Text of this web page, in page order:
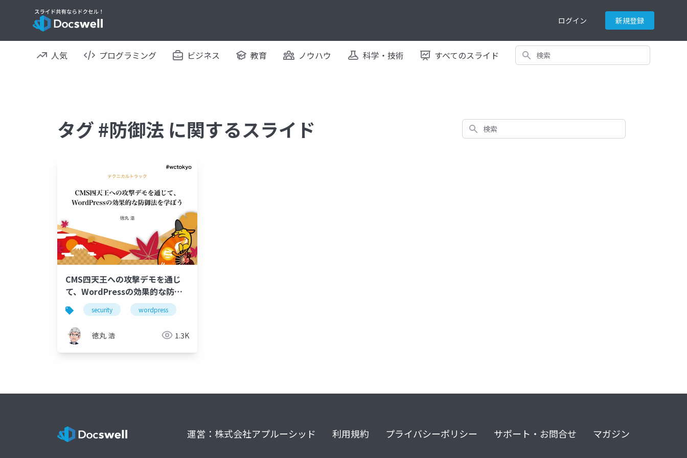
ログイン 新規登録
人気 プログラミング ビジネス 教育 ノウハウ 科学・技術 すべてのスライド 検索
タグ #防御法 に関するスライド 検索
CMS四天王への攻撃デモを通じ
て、WordPressの効果的な防御
法を学ぼう
security wordpress
徳丸 浩 1.3K
運営：株式会社アプルーシッド 利用規約 プライバシーポリシー サポート・お問合せ マガジン